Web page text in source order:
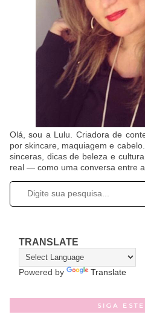
Olá, sou a Lulu. Criadora de
por skincare, maquiagem e
sinceras, dicas de beleza e
real — como uma conversa entre
TRANSLATE
Powered by Translate
SIGA